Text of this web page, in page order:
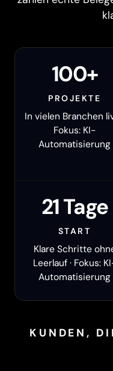
100+
PROJEKTE
In vielen Branchen
Fokus: KI-
Automatisierung
21 Tage
START
Klare Schritte
Leerlauf · Fokus:
Automatisierung
KUNDEN,